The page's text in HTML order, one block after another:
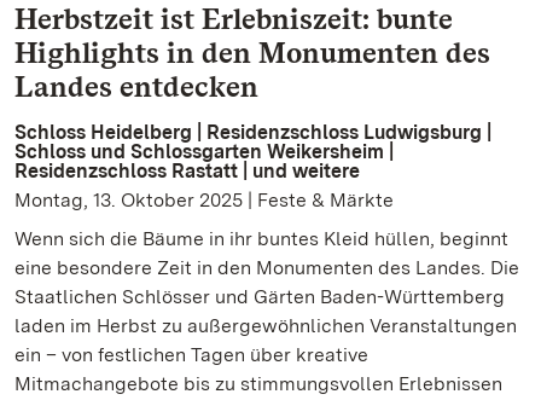
Herbstzeit ist Erlebniszeit: bunte
Highlights in den Monumenten des
Landes entdecken
Schloss Heidelberg | Residenzschloss Ludwigsburg |
Schloss und Schlossgarten Weikersheim |
Residenzschloss Rastatt | und weitere
Montag, 13. Oktober 2025 | Feste & Märkte
Wenn sich die Bäume in ihr buntes Kleid hüllen, beginnt
eine besondere Zeit in den Monumenten des Landes. Die
Staatlichen Schlösser und Gärten Baden-Württemberg
laden im Herbst zu außergewöhnlichen Veranstaltungen
ein – von festlichen Tagen über kreative
Mitmachangebote bis zu stimmungsvollen Erlebnissen